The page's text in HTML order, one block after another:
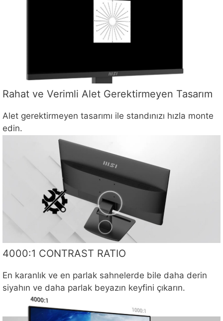
Rahat ve Verimli Alet Gerektirmeyen Tasarım
Alet gerektirmeyen tasarımı ile standınızı hızla monte
edin.
4000:1 CONTRAST RATIO
En karanlık ve en parlak sahnelerde bile daha derin
siyahın ve daha parlak beyazın keyfini çıkarın.